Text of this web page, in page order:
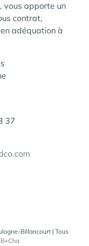
vous apporte un
contrat,
adéquation à
37
Billancourt | Tous
JB+Cha